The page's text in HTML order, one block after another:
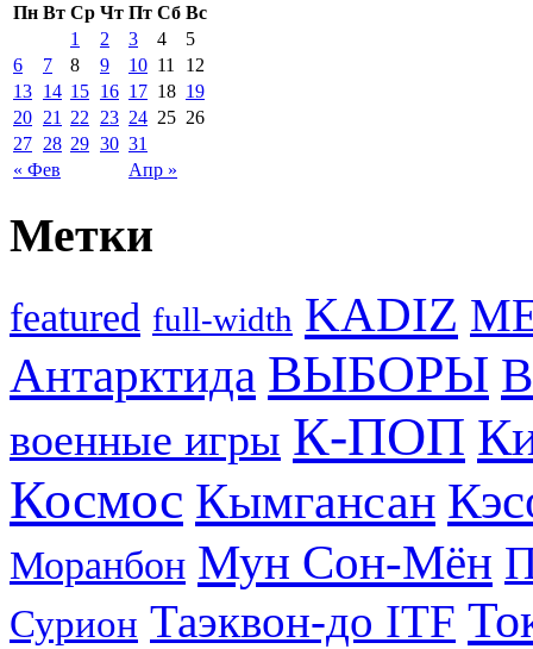
Пн Вт Ср Чт Пт Сб Вс
« Фев Апр »
1 2 3 4
5
6
7 8 9 10 11
12
13 14 15 16 17 18 19
20 21 22 23 24 25 26
27 28 29 30 31
Метки
featured full-width KADIZ
Антарктида ВЫБОРЫ
военные игры К-ПОП
Космос Кымгансан
Моранбон Мун Сон-Мён
Сурион Таэквон-до ITF